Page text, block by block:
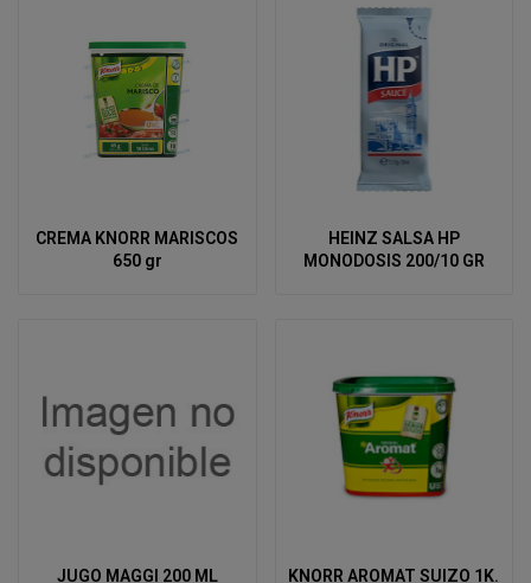
CREMA KNORR MARISCOS
650 gr
HEINZ SALSA HP
MONODOSIS 200/10 GR
JUGO MAGGI 200 ML KNORR AROMAT SUIZO 1K.